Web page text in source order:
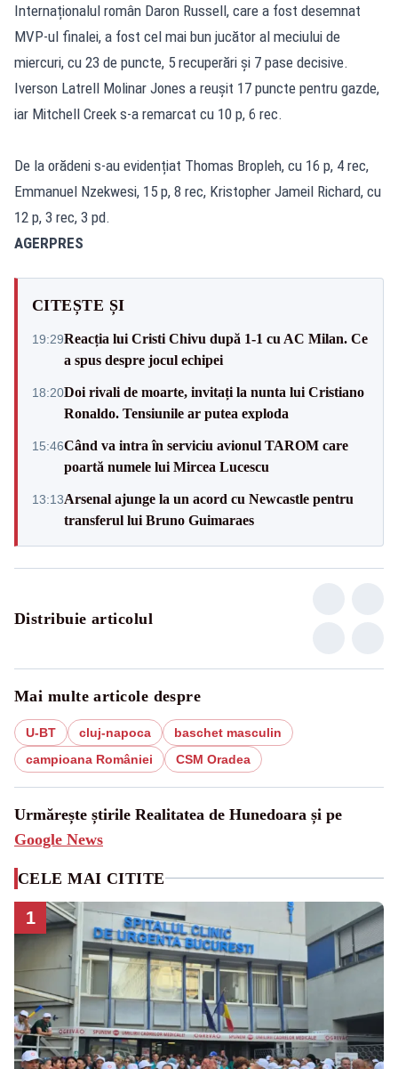
Internaționalul român Daron Russell, care a fost desemnat
MVP-ul finalei, a fost cel mai bun jucător al meciului de
miercuri, cu 23 de puncte, 5 recuperări și 7 pase decisive.
Iverson Latrell Molinar Jones a reușit 17 puncte pentru gazde,
iar Mitchell Creek s-a remarcat cu 10 p, 6 rec.
De la orădeni s-au evidențiat Thomas Bropleh, cu 16 p, 4 rec,
Emmanuel Nzekwesi, 15 p, 8 rec, Kristopher Jameil Richard, cu
12 p, 3 rec, 3 pd.
AGERPRES
CITEȘTE ȘI
19:29Reacția lui Cristi Chivu după 1-1 cu AC Milan. Ce
a spus despre jocul echipei
18:20Doi rivali de moarte, invitați la nunta lui Cristiano
Ronaldo. Tensiunile ar putea exploda
15:46Când va intra în serviciu avionul TAROM care
poartă numele lui Mircea Lucescu
13:13Arsenal ajunge la un acord cu Newcastle pentru
transferul lui Bruno Guimaraes
Distribuie articolul
Mai multe articole despre
U-BT cluj-napoca
baschet masculin
campioana României
CSM Oradea
Urmărește știrile Realitatea de Hunedoara și pe
Google News
CELE MAI CITITE
1